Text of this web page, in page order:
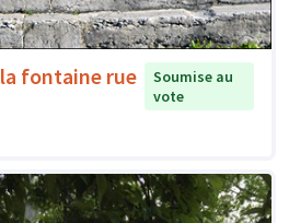
fontaine rue
Soumise au
vote